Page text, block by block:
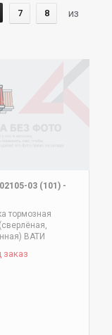
7 8 из
03 (101) -
тормозная
ВАТИ
заказ